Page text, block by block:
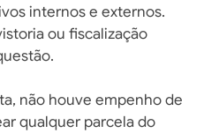
internos e externos.
ou fiscalização
não houve empenho de
qualquer parcela do